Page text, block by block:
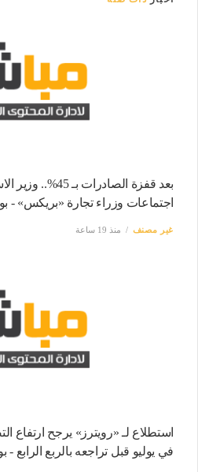
بعد قفزة الصادرات
اجتماعات وزراء تجارة «بريكس» -
غير مصنف منذ 19 ساعة
في يوليو قبل تراجعه بالربع الرابع -